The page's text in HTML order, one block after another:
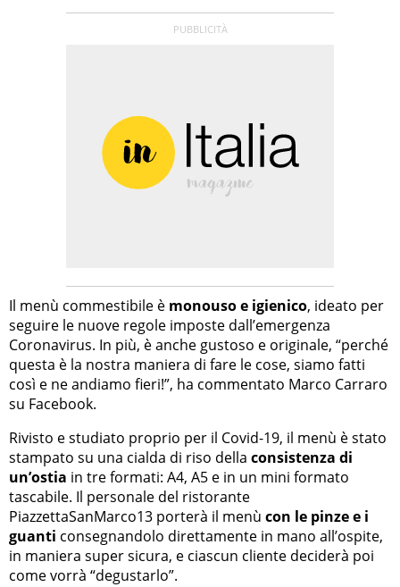
Il menù commestibile è monouso e igienico, ideato per
seguire le nuove regole imposte dall’emergenza
Coronavirus. In più, è anche gustoso e originale, “perché
questa è la nostra maniera di fare le cose, siamo fatti
così e ne andiamo fieri!”, ha commentato Marco Carraro
su Facebook.
Rivisto e studiato proprio per il Covid-19, il menù è stato
stampato su una cialda di riso della consistenza di
un’ostia in tre formati: A4, A5 e in un mini formato
tascabile. Il personale del ristorante
PiazzettaSanMarco13 porterà il menù con le pinze e i
guanti consegnandolo direttamente in mano all’ospite,
in maniera super sicura, e ciascun cliente deciderà poi
come vorrà “degustarlo”.